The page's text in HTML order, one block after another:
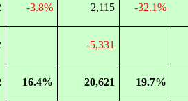
-3.8% 2,115 -32.1%
-5,331
16.4% 20,621 19.7%